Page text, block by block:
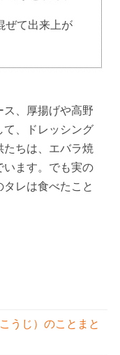
ぜて出来上が
、厚揚げや高野
て、ドレッシング
たちは、エバラ焼
います。でも実の
レは食べたこと
うじ）のことまと